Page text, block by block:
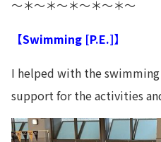
～＊～＊～＊～＊～＊～
【Swimming [P.E.]】
I helped with the
support for the activities